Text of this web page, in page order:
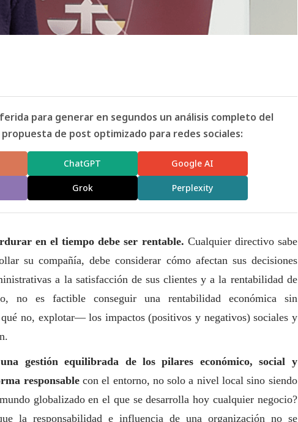
para generar en segundos un análisis completo del
de post optimizado para redes sociales:
ChatGPT Google AI
Grok Perplexity
en el tiempo debe ser rentable. Cualquier directivo sabe
su compañía, debe considerar cómo afectan sus decisiones
a la satisfacción de sus clientes y a la rentabilidad de
no es factible conseguir una rentabilidad económica sin
no, explotar— los impactos (positivos y negativos) sociales y
gestión equilibrada de los pilares económico,social y
responsablecon el entorno, no solo a nivel local sino siendo
globalizado en el que se desarrolla hoy cualquier negocio?
la responsabilidad e influencia de una organización no se